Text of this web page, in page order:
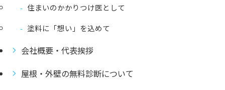
住まいのかかりつけ医として
塗料に「想い」を込めて
会社概要・代表挨拶
屋根・外壁の無料診断について